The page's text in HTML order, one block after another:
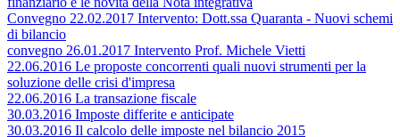
Convegno 22.02.2017 Intervento: Dott.ssa Quaranta - Nuovi schemi
di bilancio
convegno 26.01.2017 Intervento Prof. Michele Vietti
22.06.2016 Le proposte concorrenti quali nuovi strumenti per la
soluzione delle crisi d'impresa
22.06.2016 La transazione fiscale
30.03.2016 Imposte differite e anticipate
30.03.2016 Il calcolo delle imposte nel bilancio 2015